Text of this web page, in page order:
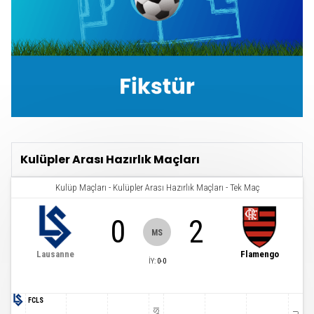
Kulüpler Arası Hazırlık Maçları
Kulüp Maçları - Kulüpler Arası Hazırlık Maçları - Tek Maç
Lausanne
0 MS 2
Flamengo
İY: 0-0
FCLS